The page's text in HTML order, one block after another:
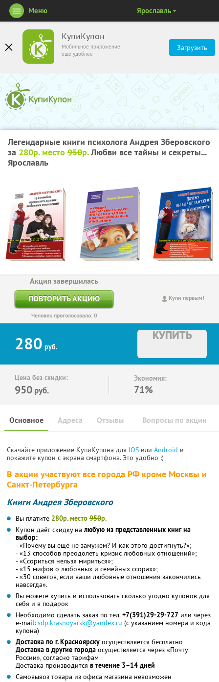
КупиКупон
Мобильное приложение
ещё удобнее
Загрузить
Меню Ярославль
Легендарные книги психолога Андрея Зберовского
за 280р. место 950р.Любви все тайны и секреты...
Ярославль
Купи первым!
Акция завершилась
ПОВТОРИТЬ АКЦИЮ
Человек проголосовало: 0
280 руб.
КУПИТЬ
Цена без скидки:
950 руб.
Экономия:
71%
Основное Отзывы Вопросы по акции
Адреса
Скачайте приложение КупиКупона для IOS или Android и
покажите купон с экрана смартфона. Это удобно :)
В акции участвуют все города РФ кроме Москвы и
Санкт-Петербурга
Книги Андрея Зберовского
Вы платите 280р. место 950р.
Купон даёт скидку налюбую из представленных книг на
выбор:
- «Почему вы ещё не замужем? И как этого достигнуть?»;
- «13 способов преодолеть кризис любовных отношений»;
- «Ссориться нельзя мириться»;
- «15 мифов о любовных и семейных ссорах»;
- «30 советов, если ваши любовные отношения закончились
навсегда».
Вы можете купить и использовать сколько угодно купонов для
себя и в подарок
Необходимо сделать заказ по тел.+7(391)29-29-727 или через
e-mail: sdp.krasnoyarsk@yandex.ru (с указанием номера и кода
купона)
Доставка по г. Красноярску осуществляется бесплатно
Доставка в другие города осуществляется через «Почту
России», согласно тарифам
Доставка производится в течение 3–14 дней
Самовывоз товара из офиса магазина невозможен